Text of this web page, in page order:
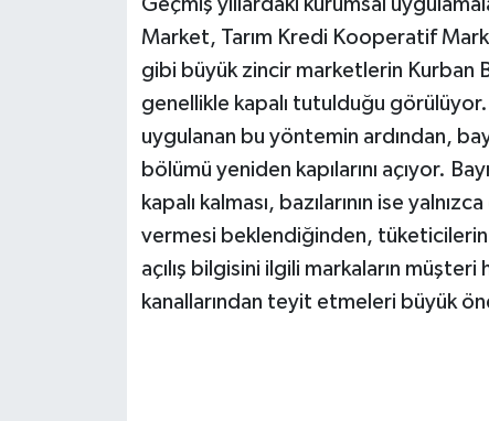
Market, Tarım Kredi Kooperatif
gibi büyük zincir marketlerin Kurban
genellikle kapalı tutulduğu
uygulanan bu yöntemin ardından,
bölümü yeniden kapılarını açıyor.
kapalı kalması, bazılarının ise
vermesi beklendiğinden, tüketicilerin
açılış bilgisini ilgili markaların
kanallarından teyit etmeleri büyük